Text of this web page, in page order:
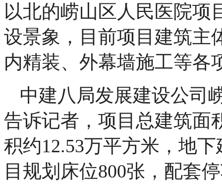
以北的崂山区人民医院项
设景象，目前项目建筑主
内精装、外幕墙施工等各
中建八局发展建设公司
告诉记者，项目总建筑面
积约12.53万平方米，地
目规划床位800张，配套